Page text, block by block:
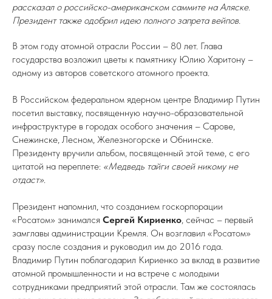
рассказал о российско-американском саммите на Аляске.
Президент также одобрил идею полного запрета вейпов.
В этом году атомной отрасли России – 80 лет. Глава
государства возложил цветы к памятнику Юлию Харитону –
одному из авторов советского атомного проекта.
В Российском федеральном ядерном центре Владимир Путин
посетил выставку, посвященную научно-образовательной
инфраструктуре в городах особого значения – Сарове,
Снежинске, Лесном, Железногорске и Обнинске.
Президенту вручили альбом, посвященный этой теме, с его
цитатой на переплете: «Медведь тайги своей никому не
отдаст».
Президент напомнил, что созданием госкорпорации
«Росатом» занимался Сергей Кириенко, сейчас – первый
замглавы администрации Кремля. Он возглавил «Росатом»
сразу после создания и руководил им до 2016 года.
Владимир Путин поблагодарил Кириенко за вклад в развитие
атомной промышленности и на встрече с молодыми
сотрудниками предприятий этой отрасли. Там же состоялась